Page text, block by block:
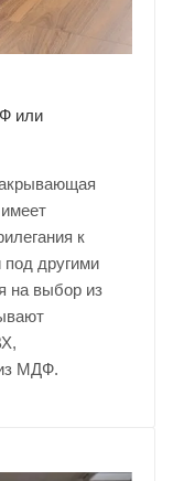
или
к
другими
на выбор из
МДФ.